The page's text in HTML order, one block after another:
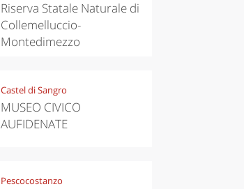
Riserva Statale Naturale di
Collemelluccio-
Montedimezzo
Castel di Sangro
MUSEO CIVICO
AUFIDENATE
Pescocostanzo